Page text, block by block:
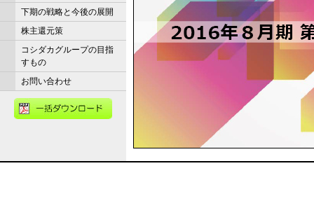
下期の戦略と今後の展開
株主還元策
コシダカグループの目指
すもの
お問い合わせ